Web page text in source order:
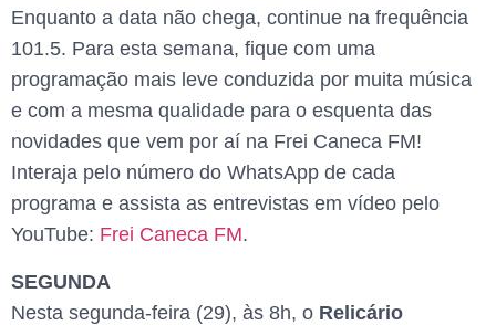
Enquanto a data não chega, continue na frequência
101.5. Para esta semana, fique com uma
programação mais leve conduzida por muita música
e com a mesma qualidade para o esquenta das
novidades que vem por aí na Frei Caneca FM!
Interaja pelo número do WhatsApp de cada
programa e assista as entrevistas em vídeo pelo
YouTube: Frei Caneca FM.
SEGUNDA
Nesta segunda-feira (29), às 8h, o Relicário